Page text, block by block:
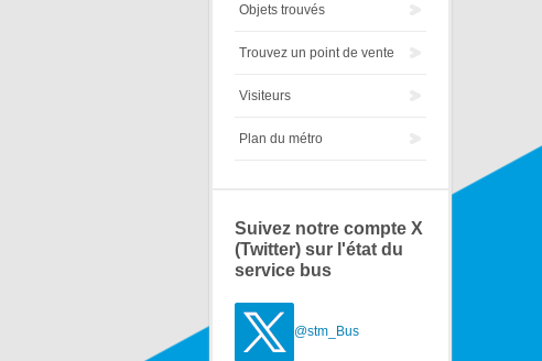
Objets trouvés
Trouvez un point de vente
Visiteurs
Plan du métro
Suivez notre compte X
(Twitter) sur l'état du
service bus
@stm_Bus